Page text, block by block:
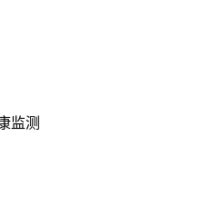
监测